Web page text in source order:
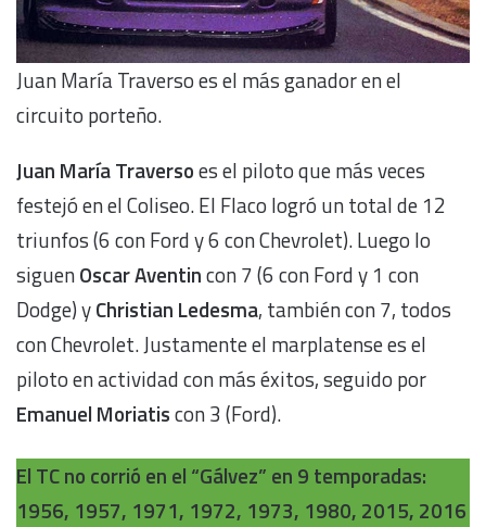
Juan María Traverso es el más ganador en el
circuito porteño.
Juan María Traversoes el piloto que más veces
festejó en el Coliseo. El Flaco logró un total de 12
triunfos (6 con Ford y 6 con Chevrolet). Luego lo
siguenOscar Aventincon 7 (6 con Ford y 1 con
Dodge) yChristian Ledesma, también con 7, todos
con Chevrolet. Justamente el marplatense es el
piloto en actividad con más éxitos, seguido por
Emanuel Moriatiscon 3 (Ford).
El TC no corrió en el “Gálvez” en 9 temporadas:
1956, 1957, 1971, 1972, 1973, 1980, 2015, 2016